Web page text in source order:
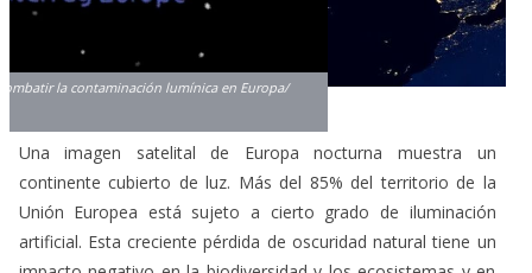
continente cubierto de luz. Más del 85% del territorio de la
Unión Europea está sujeto a cierto grado de iluminación
impacto negativo en la biodiversidad y los ecosistemas y en
la calidad de la naturaleza y el medio ambiente. El